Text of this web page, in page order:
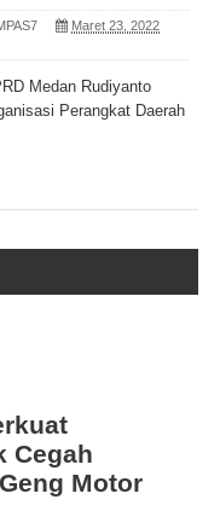
Maret 23, 2022
Medan Rudiyanto
Perangkat Daerah
Cegah
Motor